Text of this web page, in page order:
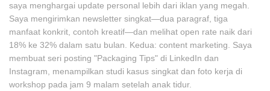
saya menghargai update personal lebih dari iklan yang megah.
Saya mengirimkan newsletter singkat—dua paragraf, tiga
manfaat konkrit, contoh kreatif—dan melihat open rate naik dari
18% ke 32% dalam satu bulan. Kedua: content marketing. Saya
membuat seri posting "Packaging Tips" di LinkedIn dan
Instagram, menampilkan studi kasus singkat dan foto kerja di
workshop pada jam 9 malam setelah anak tidur.